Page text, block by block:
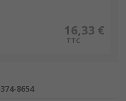
16,33 €
TTC
374-8654